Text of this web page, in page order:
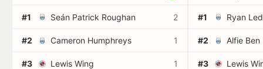
#1 Seán Patrick Roughan 2
#2 Cameron Humphreys 1
#3 Lewis Wing 1
#1 Ryan
#2 Alfie Ben
#3 Lewis